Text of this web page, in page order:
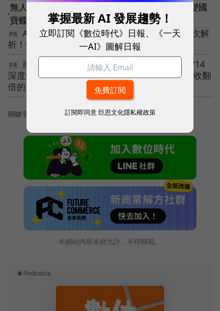
●
無人機應用比你想得更偉大！「光之警察」DJI變國
寶蝶保鑣、Zipline深鑽偏鄉助威醫療
AI 可以接手哪些工作？6 大銷售管理情境一次解
析！打造更高效的 AI 團隊👉🏻下載主管教戰手冊
擁有百萬會員資料，卻無法有效變現？【10/14
深度會員經營】從數據解讀到策略落地，解密營收翻
倍的底層邏輯！
關鍵字： ＃智慧機器人 ＃AI ＃物流機器人
本網站內容未經允許，不得轉載。
掌握最新 AI 發展趨勢！
立即訂閱《數位時代》日報、《一天
一AI》圖解日報
訂閱即同意 巨思文化隱私權政策